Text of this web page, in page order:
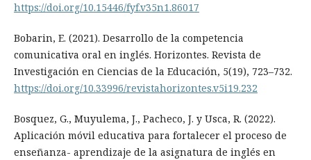
https://doi.org/10.15446/fyf.v35n1.86017
Bobarin, E. (2021). Desarrollo de la competencia
comunicativa oral en inglés. Horizontes. Revista de
Investigación en Ciencias de la Educación, 5(19), 723–732.
https://doi.org/10.33996/revistahorizontes.v5i19.232
Bosquez, G., Muyulema, J., Pacheco, J. y Usca, R. (2022).
Aplicación móvil educativa para fortalecer el proceso de
enseñanza- aprendizaje de la asignatura de inglés en